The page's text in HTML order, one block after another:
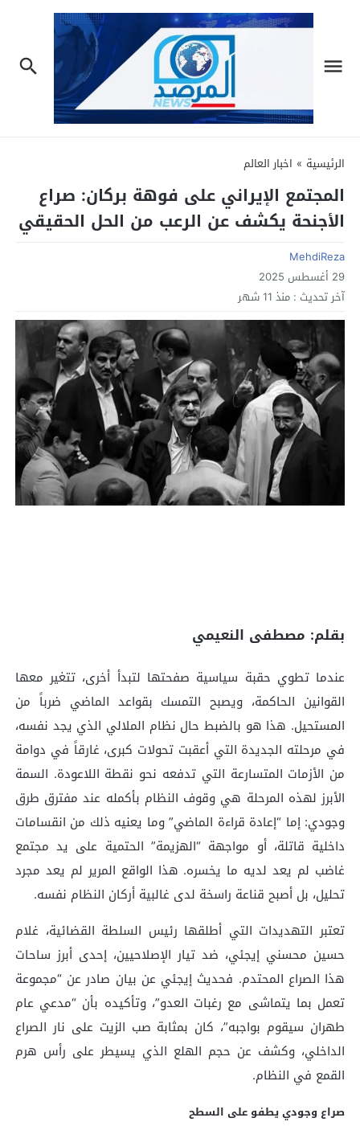
الرئيسية » اخبار العالم
المجتمع الإيراني على فوهة بركان: صراع
الأجنحة يكشف عن الرعب من الحل الحقيقي
MehdiReza
29 أغسطس 2025
آخر تحديث : منذ 11 شهر
بقلم: مصطفى النعيمي
عندما تطوي حقبة سياسية صفحتها لتبدأ أخرى، تتغير معها
القوانين الحاكمة، ويصبح التمسك بقواعد الماضي ضرباً من
المستحيل. هذا هو بالضبط حال نظام الملالي الذي يجد نفسه،
في مرحلته الجديدة التي أعقبت تحولات كبرى، غارقاً في دوامة
من الأزمات المتسارعة التي تدفعه نحو نقطة اللاعودة. السمة
الأبرز لهذه المرحلة هي وقوف النظام بأكمله عند مفترق طرق
وجودي: إما “إعادة قراءة الماضي” وما يعنيه ذلك من انقسامات
داخلية قاتلة، أو مواجهة “الهزيمة” الحتمية على يد مجتمع
غاضب لم يعد لديه ما يخسره. هذا الواقع المرير لم يعد مجرد
تحليل، بل أصبح قناعة راسخة لدى غالبية أركان النظام نفسه.
تعتبر التهديدات التي أطلقها رئيس السلطة القضائية، غلام
حسين محسني إيجئي، ضد تيار الإصلاحيين، إحدى أبرز ساحات
هذا الصراع المحتدم. فحديث إيجئي عن بيان صادر عن “مجموعة
تعمل بما يتماشى مع رغبات العدو”، وتأكيده بأن “مدعي عام
طهران سيقوم بواجبه”، كان بمثابة صب الزيت على نار الصراع
الداخلي، وكشف عن حجم الهلع الذي يسيطر على رأس هرم
القمع في النظام.
صراع وجودي يطفو على السطح